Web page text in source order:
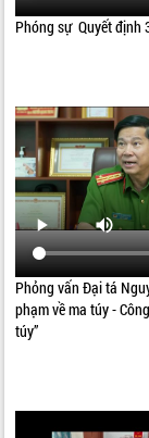
Phóng sự Quyết định
Phỏng vấn Đại tá
phạm về ma túy -
túy”